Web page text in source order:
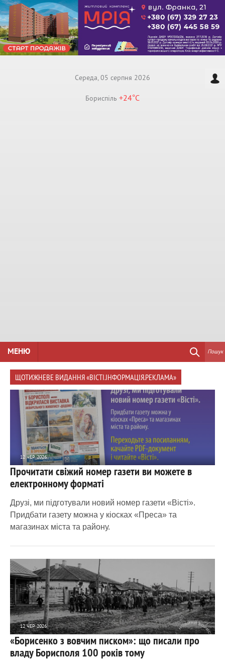
Середа, 05 серпня 2026
Бориспiль +24°C
МЕНЮ Пошук
ЩОТИЖНЕВЕ ВИДАННЯ «ВІСТІ.ІНФОРМАЦІЯ.РЕКЛАМА»
12 ЧЕР 2026
1 722 0
Прочитати свіжий номер газети ви можете в
електронному форматі
Друзі, ми підготували новий номер газети «Вісті».
Придбати газету можна у кіосках «Преса» та
магазинах міста та району.
12 ЧЕР 2026
2 029 0
«Борисенко з вовчим писком»: що писали про
владу Борисполя 100 років тому